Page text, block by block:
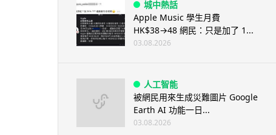
城中熱話
Apple Music 學生月費
HK$38→48 網民：只是加了 1...
03.08.2026
人工智能
被網民用來生成災難圖片 Google
Earth AI 功能一日...
03.08.2026